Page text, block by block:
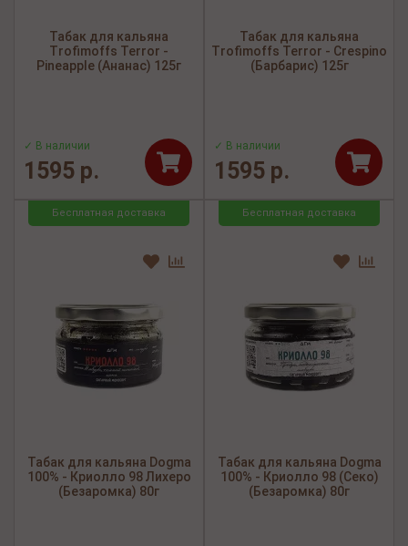
Табак для кальяна
Trofimoffs Terror -
Pineapple (Ананас) 125г
✓ В наличии
1595 р.
Табак для кальяна
Trofimoffs Terror - Crespino
(Барбарис) 125г
✓ В наличии
1595 р.
Бесплатная доставка
Табак для кальяна Dogma
100% - Криолло 98 Лихеро
(Безаромка) 80г
Бесплатная доставка
Табак для кальяна Dogma
100% - Криолло 98 (Секо)
(Безаромка) 80г